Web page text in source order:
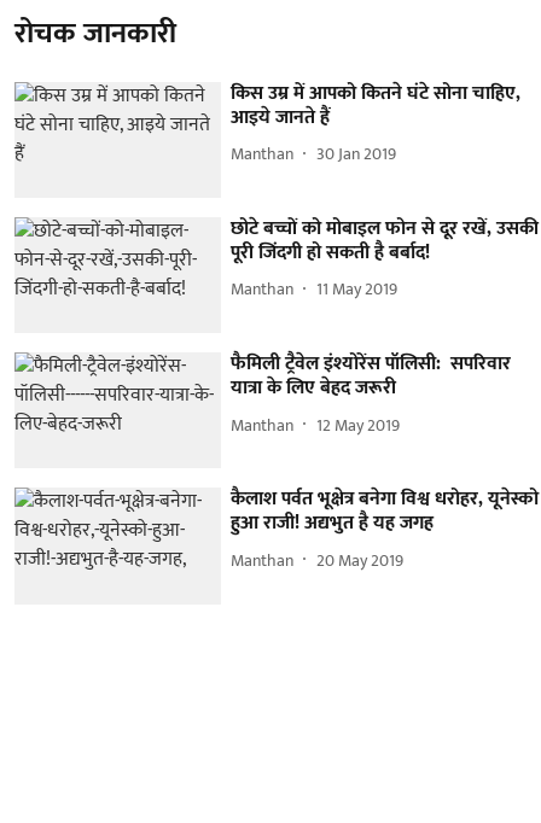
रोचक जानकारी
किस उम्र में आपको कितने घंटे सोना चाहिए,
आइये जानते हैं
Manthan 30 Jan 2019
छोटे बच्चों को मोबाइल फोन से दूर रखें, उसकी
पूरी जिंदगी हो सकती है बर्बाद!
Manthan 11 May 2019
फैमिली ट्रैवेल इंश्योरेंस पॉलिसी: सपरिवार
यात्रा के लिए बेहद जरूरी
Manthan 12 May 2019
कैलाश पर्वत भूक्षेत्र बनेगा विश्व धरोहर, यूनेस्को
हुआ राजी! अद्यभुत है यह जगह
Manthan 20 May 2019